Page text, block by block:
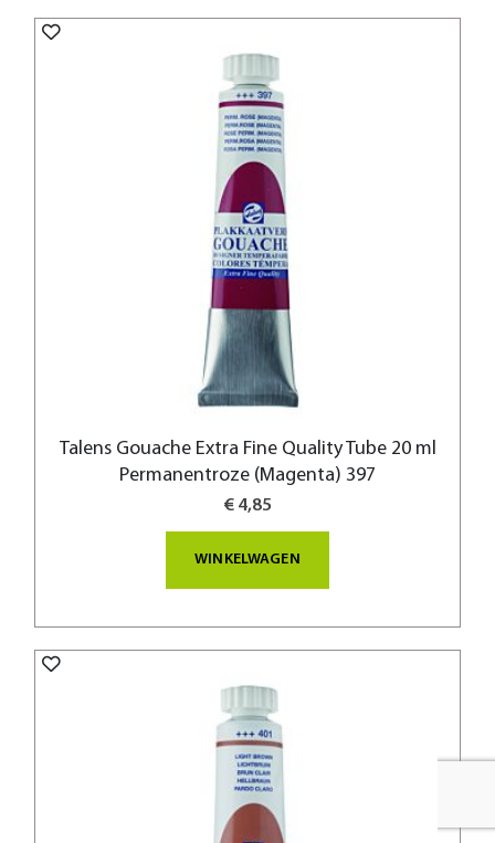
Talens Gouache Extra Fine Quality Tube 20 ml
Permanentroze (Magenta) 397
€ 4,85
WINKELWAGEN